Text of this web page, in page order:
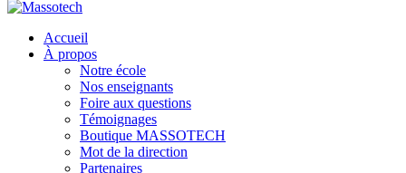
Accueil
À propos
Notre école
Nos enseignants
Foire aux questions
Témoignages
Boutique MASSOTECH
Mot de la direction
Partenaires